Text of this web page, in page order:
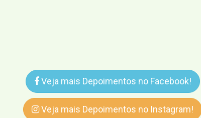
Veja mais Depoimentos no Facebook!
Veja mais Depoimentos no Instagram!